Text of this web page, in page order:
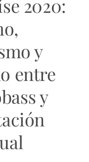
2020:
y
entre
y